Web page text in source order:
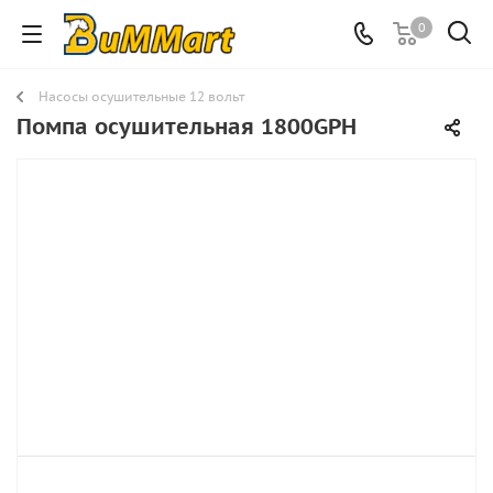
0
Насосы осушительные 12 вольт
Помпа осушительная 1800GPH